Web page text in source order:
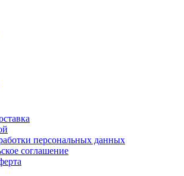
чая
пряный
овощная
пряный
салатный (Витлуф)
персональных данных
соглашение